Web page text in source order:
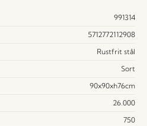
991314
5712772112908
Rustfrit stål
Sort
90x90xh76cm
26.000
750